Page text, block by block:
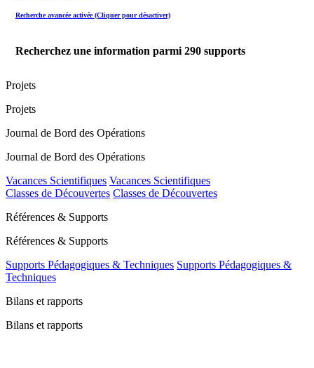
Recherche avancée activée (Cliquer pour désactiver)
Recherchez une information parmi 290 supports
Projets
Projets
Journal de Bord des Opérations
Journal de Bord des Opérations
Vacances Scientifiques Vacances Scientifiques
Classes de Découvertes Classes de Découvertes
Références & Supports
Références & Supports
Supports Pédagogiques & Techniques Supports Pédagogiques &
Techniques
Bilans et rapports
Bilans et rapports